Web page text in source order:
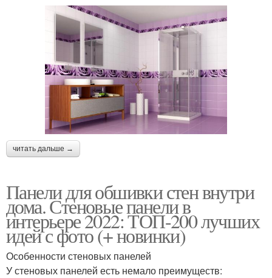
читать дальше →
Панели для обшивки стен внутри
дома. Стеновые панели в
интерьере 2022: ТОП-200 лучших
идей с фото (+ новинки)
Особенности стеновых панелей
У стеновых панелей есть немало преимуществ: